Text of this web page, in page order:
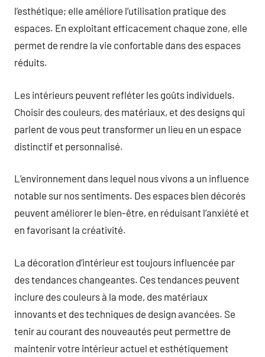
l’esthétique; elle améliore l’utilisation pratique des
espaces. En exploitant efficacement chaque zone, elle
permet de rendre la vie confortable dans des espaces
réduits.
Les intérieurs peuvent refléter les goûts individuels.
Choisir des couleurs, des matériaux, et des designs qui
parlent de vous peut transformer un lieu en un espace
distinctif et personnalisé.
L’environnement dans lequel nous vivons a un influence
notable sur nos sentiments. Des espaces bien décorés
peuvent améliorer le bien-être, en réduisant l’anxiété et
en favorisant la créativité.
La décoration d’intérieur est toujours influencée par
des tendances changeantes. Ces tendances peuvent
inclure des couleurs à la mode, des matériaux
innovants et des techniques de design avancées. Se
tenir au courant des nouveautés peut permettre de
maintenir votre intérieur actuel et esthétiquement